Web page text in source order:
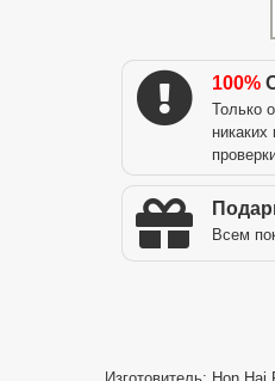
100%
Только
Всем